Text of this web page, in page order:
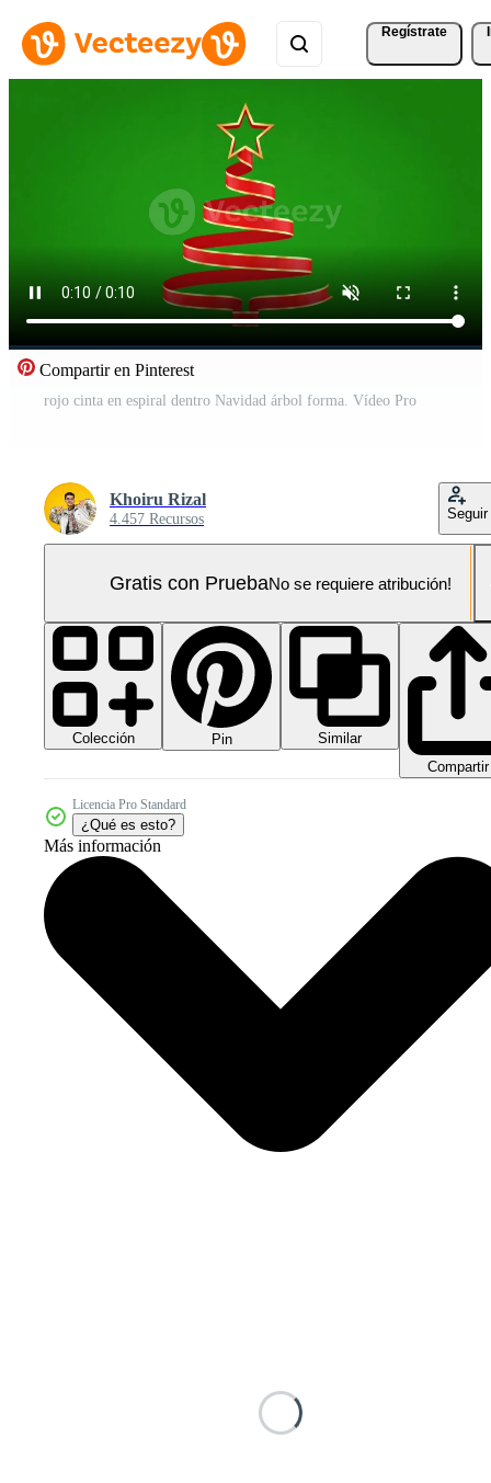
Regístrate
Compartir en Pinterest
rojo cinta en espiral dentro Navidad árbol forma. Vídeo Pro
Khoiru Rizal
4.457 Recursos Seguir
Gratis con PruebaNo se requiere atribución!
Colección Pin
Similar
Compartir
Licencia Pro Standard
¿Qué es esto?
Más información